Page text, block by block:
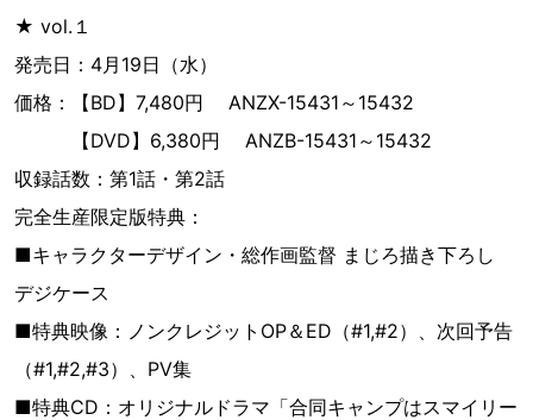
★ vol.１
発売日：4月19日（水）
価格：【BD】7,480円 ANZX-15431～15432
【DVD】6,380円 ANZB-15431～15432
収録話数：第1話・第2話
完全生産限定版特典：
■キャラクターデザイン・総作画監督 まじろ描き下ろし
デジケース
■特典映像：ノンクレジットOP＆ED（#1,#2）、次回予告
（#1,#2,#3）、PV集
■特典CD：オリジナルドラマ「合同キャンプはスマイリー